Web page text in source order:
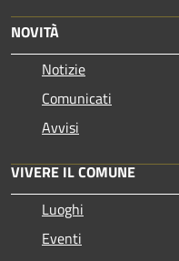
NOVITÀ
Notizie
Comunicati
Avvisi
VIVERE IL COMUNE
Luoghi
Eventi